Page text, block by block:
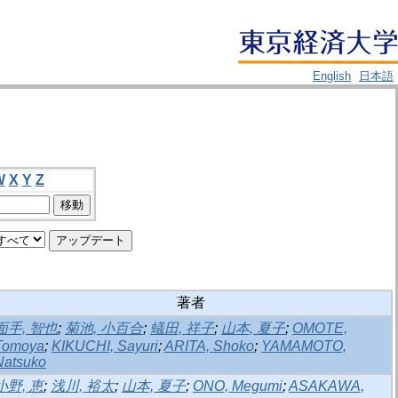
English
日本語
X Y Z
著者
手, 智也; 菊池, 小百合; 蟻田, 祥子; 山本, 夏子; OMOTE,
; KIKUCHI, Sayuri;ARITA, Shoko; YAMAMOTO,
野, 恵; 浅川, 裕太; 山本, 夏子; ONO, Megumi;ASAKAWA,